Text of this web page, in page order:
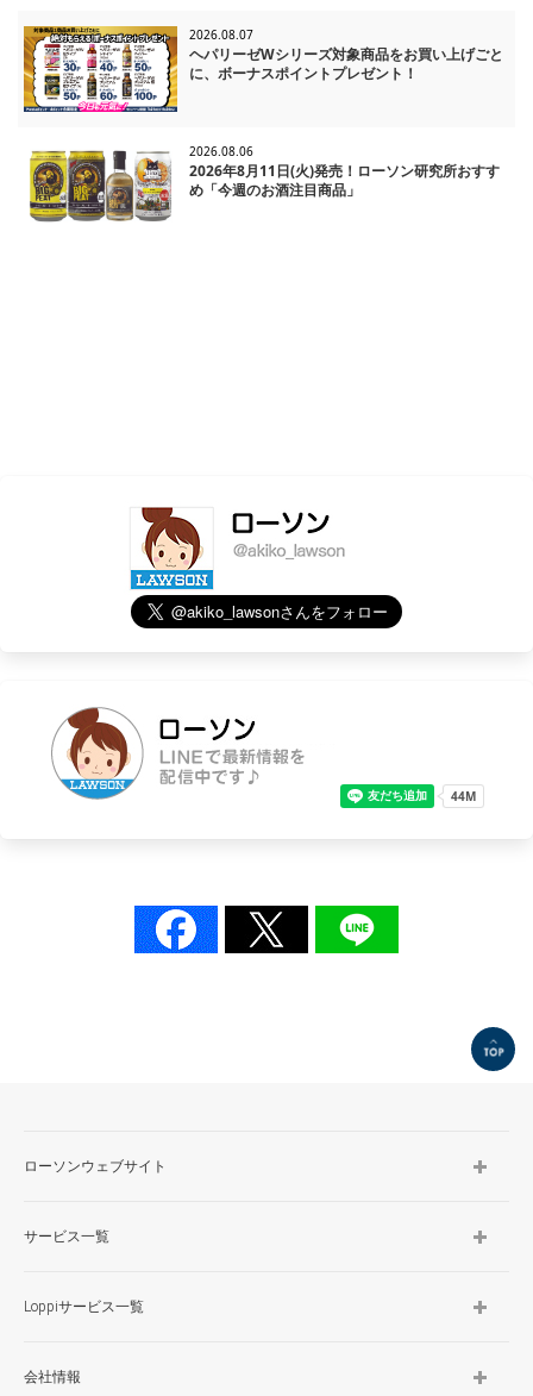
2026.08.07
ヘパリーゼWシリーズ対象商品をお買い上げごと
に、ボーナスポイントプレゼント！
2026.08.06
2026年8月11日(火)発売！ローソン研究所おすす
め「今週のお酒注目商品」
ローソンウェブサイト
サービス一覧
Loppiサービス一覧
会社情報